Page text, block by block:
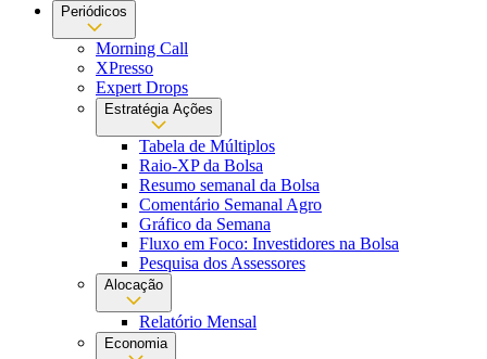
Periódicos
Morning Call
XPresso
Expert Drops
Estratégia Ações
Tabela de Múltiplos
Raio-XP da Bolsa
Resumo semanal da Bolsa
Comentário Semanal Agro
Gráfico da Semana
Fluxo em Foco: Investidores na Bolsa
Pesquisa dos Assessores
Alocação
Relatório Mensal
Economia